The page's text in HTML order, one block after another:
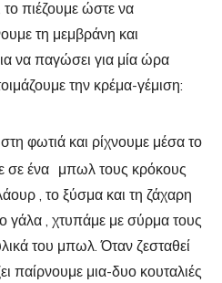
πιέζουμε ώστε να
τη μεμβράνη και
να παγώσει για μία ώρα
την κρέμα-γέμιση:
φωτιά και ρίχνουμε μέσα το
σε ένα μπωλ τους κρόκους
, το ξύσμα και τη ζάχαρη
γάλα , χτυπάμε με σύρμα τους
του μπωλ. Όταν ζεσταθεί
παίρνουμε μια-δυο κουταλιές